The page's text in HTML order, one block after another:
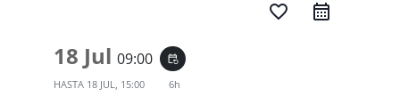
favorite_border
18 Jul 09:00 event_repeat
HASTA 18 JUL, 15:00 6h